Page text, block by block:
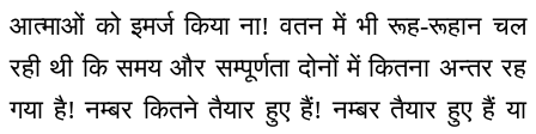
आत्माओं को इमर्ज किया ना! वतन में भी रूह-रूहान चल
रही थी कि समय और सम्पूर्णता दोनों में कितना अन्तर रह
गया है! नम्बर कितने तैयार हुए हैं! नम्बर तैयार हुए हैं या